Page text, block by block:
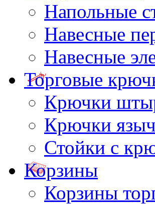
Напольные
Навесные
Навесные
Торговые
Крючки
Крючки
Стойки с
Корзины
Корзины